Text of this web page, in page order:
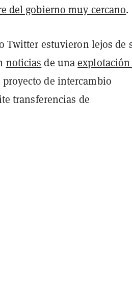
del gobierno muy cercano.
Twitter estuvieron lejos de
noticias de unaexplotación
de intercambio
transferencias de